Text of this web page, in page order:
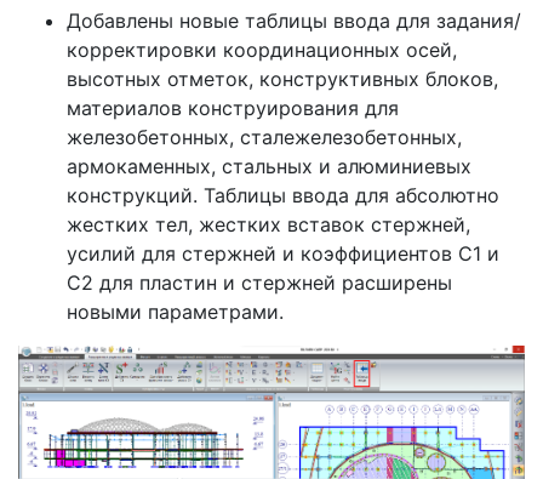
Добавлены новые таблицы ввода для задания/
корректировки координационных осей,
высотных отметок, конструктивных блоков,
материалов конструирования для
железобетонных, сталежелезобетонных,
армокаменных, стальных и алюминиевых
конструкций. Таблицы ввода для абсолютно
жестких тел, жестких вставок стержней,
усилий для стержней и коэффициентов С1 и
С2 для пластин и стержней расширены
новыми параметрами.